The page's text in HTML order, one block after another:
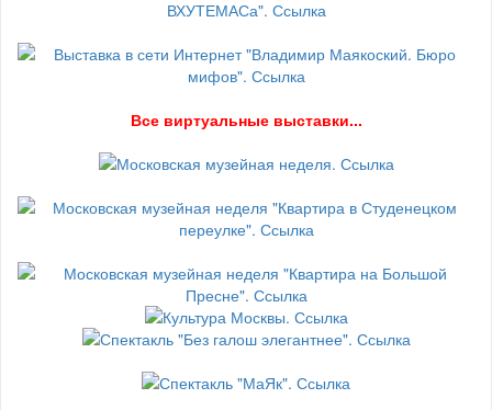
Все виртуальные выставки...